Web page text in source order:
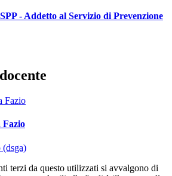
- Addetto al Servizio di Prevenzione
Fazio
terzi da questo utilizzati si avvalgono di